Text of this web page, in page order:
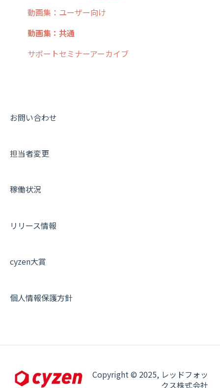
10.ユーザー向けおすすめの使い方
【業界業種別】cyzen設定方法
パフォーマンス
帳票出力
メッセージ・ファイル添付
メッセージ
パフォーマンス
外部リンク
メッセージ機能
活動通知
内線電話
連携オプション
その他オプション
IP接続制限・端末認証設定
スポットについて
報告書について
日報について
オプション関連について
証明書認証について
動画集：ユーザー向け
動画集：共通
サポートセミナーアーカイブ
お問い合わせ
担当者変更
稼働状況
リリース情報
cyzen大賞
個人情報保護方針
Copyright © 2025, レッドフォッ
クス株式会社